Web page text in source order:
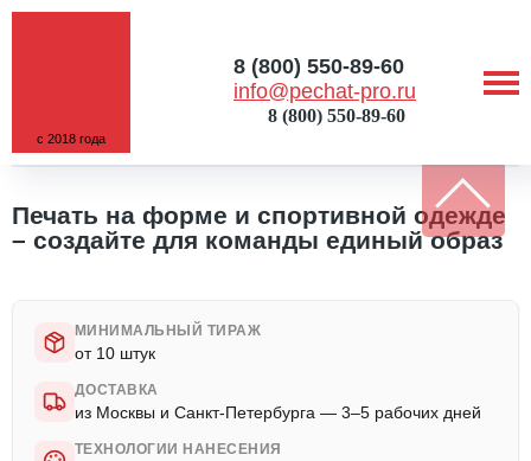
с 2018 года
info@pechat-pro.ru
8 (800) 550-89-60
8 (800) 550-89-60
ГЛАВНАЯ/
Печать на форме и спортивной одежде
– создайте для команды единый образ
МИНИМАЛЬНЫЙ ТИРАЖ
от 10 штук
ДОСТАВКА
из Москвы и Санкт-Петербурга — 3–5 рабочих дней
ТЕХНОЛОГИИ НАНЕСЕНИЯ